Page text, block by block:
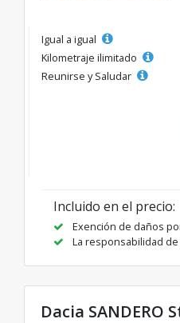
Igual a igual
Kilometraje ilimitado
Reunirse y Saludar
Incluido en el precio:
Exención de daños
La responsabilidad de
Dacia SANDERO